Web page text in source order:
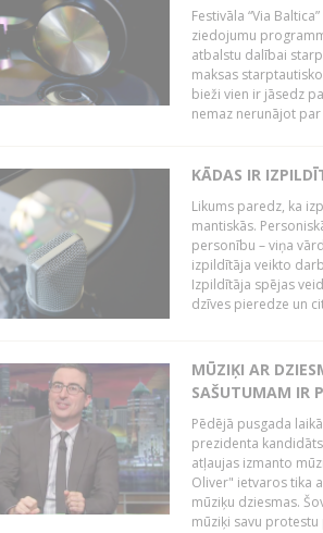
Festivāla “Via
ziedojumu
atbalstu dalībai
maksas
bieži vien ir jāsedz
nemaz nerunājot
KĀDAS IR
Likums paredz, ka
mantiskās.
personību – viņa
izpildītāja veikto
Izpildītāja spējas
dzīves pieredze un
MŪZIĶI AR
SAŠUTUMAM IR
Pēdējā pusgada
prezidenta
atļaujas izmanto
Oliver" ietvaros tika
mūziķu dziesmas.
mūziķi savu